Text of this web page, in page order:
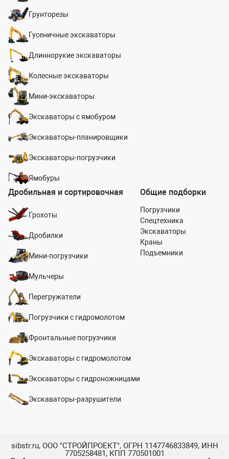
Грунторезы
Гусеничные экскаваторы
Длиннорукие экскаваторы
Колесные экскаваторы
Мини-экскаваторы
Экскаваторы с ямобуром
Экскаваторы-планировщики
Экскаваторы-погрузчики
Ямобуры
Дробильная и сортировочная
Грохоты
Дробилки
Мини-погрузчики
Мульчеры
Перегружатели
Погрузчики с гидромолотом
Фронтальные погрузчики
Экскаваторы с гидромолотом
Экскаваторы с гидроножницами
Экскаваторы-разрушители
Общие подборки
Погрузчики
Спецтехника
Экскаваторы
Краны
Подъемники
sibstr.ru, ООО "СТРОЙПРОЕКТ", ОГРН 1147746833849, ИНН
7705258481, КПП 770501001